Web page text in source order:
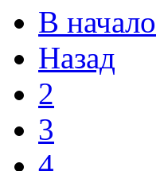
В начало
Назад
2
3